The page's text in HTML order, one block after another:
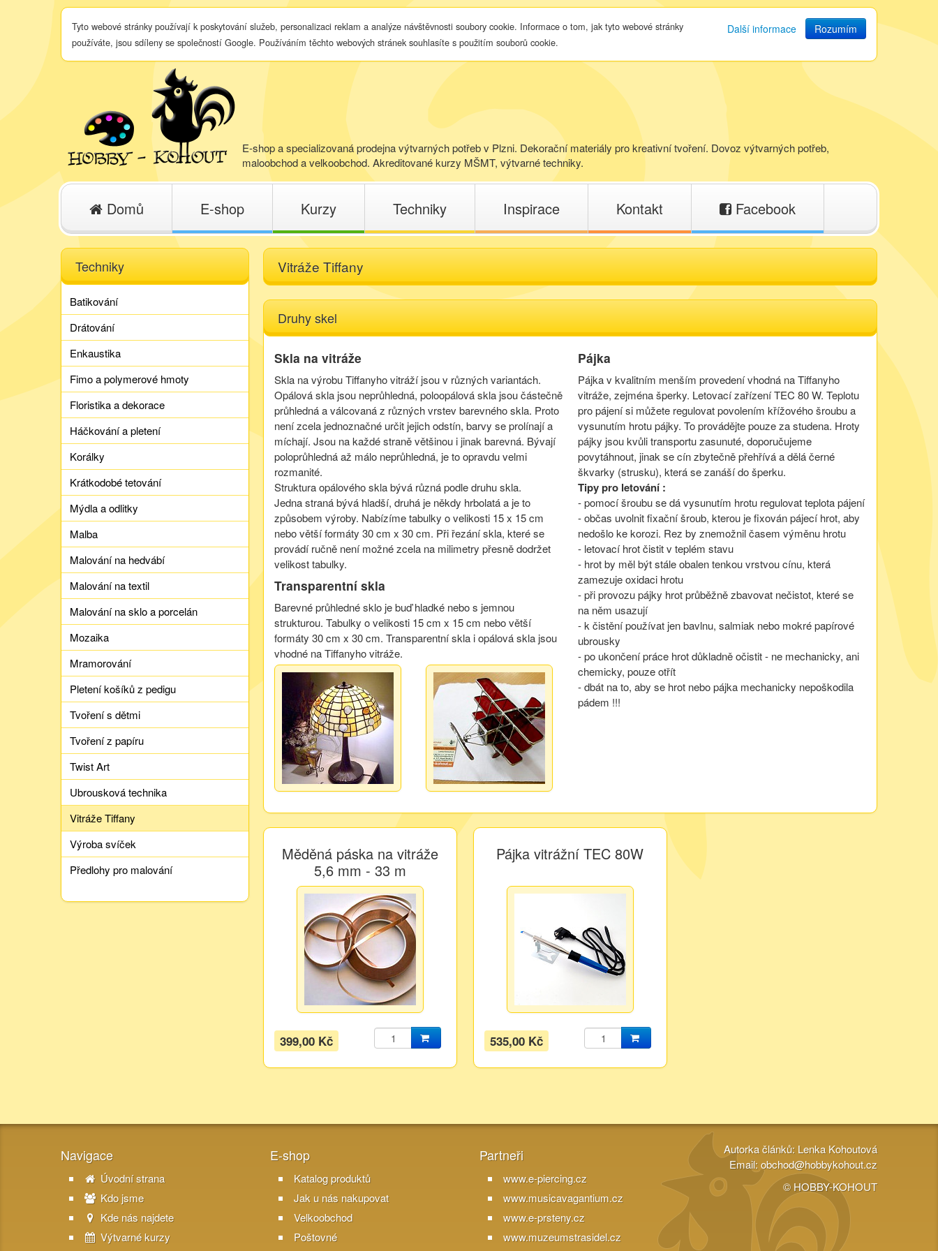
Další informace Rozumím
Tyto webové stránky používají k poskytování služeb, personalizaci reklam a analýze návštěvnosti soubory cookie. Informace o tom, jak tyto webové stránky
používáte, jsou sdíleny se společností Google. Používáním těchto webových stránek souhlasíte s použitím souborů cookie.
E-shop a specializovaná prodejna výtvarných potřeb v Plzni. Dekorační materiály pro kreativní tvoření. Dovoz výtvarných potřeb,
maloobchod a velkoobchod. Akreditované kurzy MŠMT, výtvarné techniky.
Domů E-shop Kurzy Techniky Inspirace Kontakt Facebook
Techniky
Batikování
Drátování
Enkaustika
Fimo a polymerové hmoty
Floristika a dekorace
Háčkování a pletení
Korálky
Krátkodobé tetování
Mýdla a odlitky
Malba
Malování na hedvábí
Malování na textil
Malování na sklo a porcelán
Mozaika
Mramorování
Pletení košíků z pedigu
Tvoření s dětmi
Tvoření z papíru
Twist Art
Ubrousková technika
Vitráže Tiffany
Výroba svíček
Předlohy pro malování
Vitráže Tiffany
Druhy skel
Skla na vitráže
Skla na výrobu Tiffanyho vitráží jsou v různých variantách.
Opálová skla jsou neprůhledná, poloopálová skla jsou částečně
průhledná a válcovaná z různých vrstev barevného skla. Proto
není zcela jednoznačné určit jejich odstín, barvy se prolínají a
míchají. Jsou na každé straně většinou i jinak barevná. Bývají
poloprůhledná až málo neprůhledná, je to opravdu velmi
rozmanité.
Struktura opálového skla bývá různá podle druhu skla.
Jedna straná bývá hladší, druhá je někdy hrbolatá a je to
způsobem výroby. Nabízíme tabulky o velikosti 15 x 15 cm
nebo větší formáty 30 cm x 30 cm. Při řezání skla, které se
provádí ručně není možné zcela na milimetry přesně dodržet
velikost tabulky.
Transparentní skla
Barevné průhledné sklo je buď hladké nebo s jemnou
strukturou. Tabulky o velikosti 15 cm x 15 cm nebo větší
formáty 30 cm x 30 cm. Transparentní skla i opálová skla jsou
vhodné na Tiffanyho vitráže.
Pájka
Pájka v kvalitním menším provedení vhodná na Tiffanyho
vitráže, zejména šperky. Letovací zařízení TEC 80 W. Teplotu
pro pájení si můžete regulovat povolením křížového šroubu a
vysunutím hrotu pájky. To provádějte pouze za studena. Hroty
pájky jsou kvůli transportu zasunuté, doporučujeme
povytáhnout, jinak se cín zbytečně přehřívá a dělá černé
škvarky (strusku), která se zanáší do šperku.
Tipy pro letování :
- pomocí šroubu se dá vysunutím hrotu regulovat teplota pájení
- občas uvolnit fixační šroub, kterou je fixován pájecí hrot, aby
nedošlo ke korozi. Rez by znemožnil časem výměnu hrotu
- letovací hrot čistit v teplém stavu
- hrot by měl být stále obalen tenkou vrstvou cínu, která
zamezuje oxidaci hrotu
- při provozu pájky hrot průběžně zbavovat nečistot, které se
na něm usazují
- k čistění používat jen bavlnu, salmiak nebo mokré papírové
ubrousky
- po ukončení práce hrot důkladně očistit - ne mechanicky, ani
chemicky, pouze otřít
- dbát na to, aby se hrot nebo pájka mechanicky nepoškodila
pádem !!!
Měděná páska na vitráže
5,6 mm - 33 m
399,00 Kč
Pájka vitrážní TEC 80W
535,00 Kč
Navigace
Úvodní strana
Kdo jsme
Kde nás najdete
Výtvarné kurzy
E-shop
Katalog produktů
Jak u nás nakupovat
Velkoobchod
Poštovné
Partneři
www.e-piercing.cz
www.musicavagantium.cz
www.e-prsteny.cz
www.muzeumstrasidel.cz
Autorka článků: Lenka Kohoutová
Email:obchod@hobbykohout.cz
© HOBBY-KOHOUT